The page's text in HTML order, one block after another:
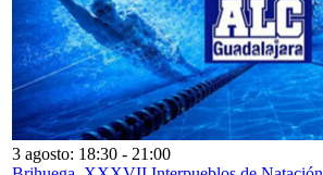
3 agosto: 18:30 - 21:00